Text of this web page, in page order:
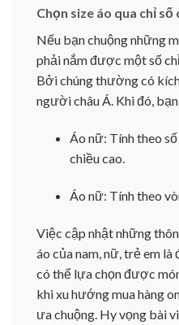
Chọn size áo qua chỉ số
Nếu bạn chuộng những
phải nắm được một số
Bởi chúng thường có
người châu Á. Khi đó,
Áo nữ: Tính theo
chiều cao.
Áo nữ: Tính theo
Việc cập nhật những
áo của nam, nữ, trẻ em
có thể lựa chọn được
khi xu hướng mua hàng
ưa chuộng. Hy vọng bài